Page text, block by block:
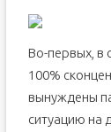
Во-первых, в
100%
вынуждены
ситуацию на